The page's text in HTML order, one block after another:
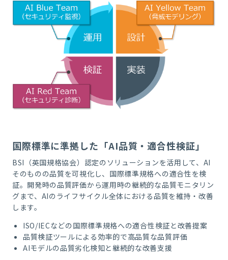
国際標準に準拠した「AI品質・適合性検証」
BSI（英国規格協会）認定のソリューションを活用して、AI
そのものの品質を可視化し、国際標準規格への適合性を検
証。開発時の品質評価から運用時の継続的な品質モニタリン
グまで、AIのライフサイクル全体における品質を維持・改善
します。
ISO/IECなどの国際標準規格への適合性検証と改善提案
品質検証ツールによる効率的で高品質な品質評価
AIモデルの品質劣化検知と継続的な改善支援